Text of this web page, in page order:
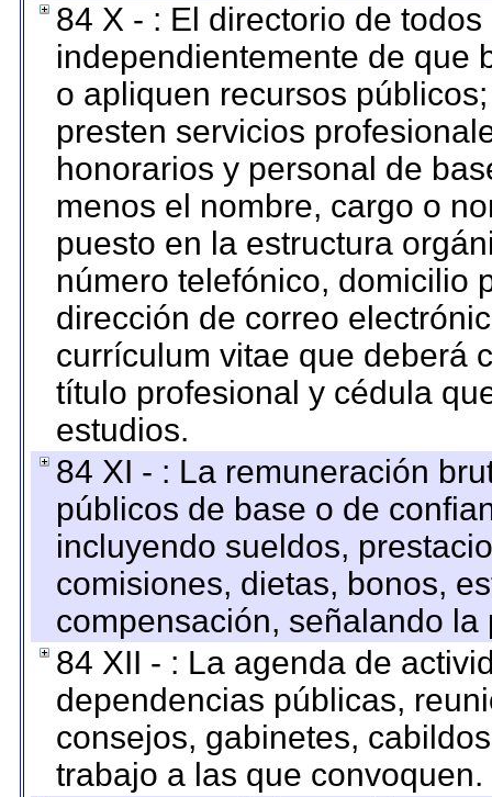
84 X - : El directorio de
independientemente de que
o apliquen recursos
presten servicios
honorarios y personal de
menos el nombre, cargo o
puesto en la estructura
número telefónico, domicilio
dirección de correo
currículum vitae que deberá
título profesional y cédula
estudios.
84 XI - : La remuneración
públicos de base o de
incluyendo sueldos,
comisiones, dietas, bonos,
compensación, señalando
84 XII - : La agenda de
dependencias públicas,
consejos, gabinetes,
trabajo a las que convoquen.